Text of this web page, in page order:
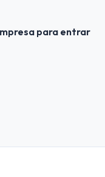
para entrar